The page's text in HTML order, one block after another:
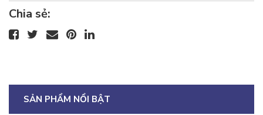
Chia sẻ:
SẢN PHẨM NỔI BẬT